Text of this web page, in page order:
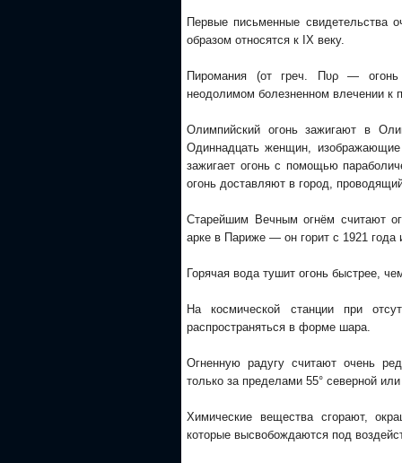
Первые письменные свидетельства
образом относятся к IX веку.
Пиромания (от греч. Πυρ —
неодолимом болезненном влечении
Олимпийский огонь зажигают в
Одиннадцать женщин,
зажигает огонь с помощью
огонь доставляют в город,
Старейшим Вечным огнём считают
арке в Париже — он горит с 1921
Горячая вода тушит огонь быстрее,
На космической станции при
распространяться в форме шара.
Огненную радугу считают очень
только за пределами 55° северной
Химические вещества сгорают,
которые высвобождаются под